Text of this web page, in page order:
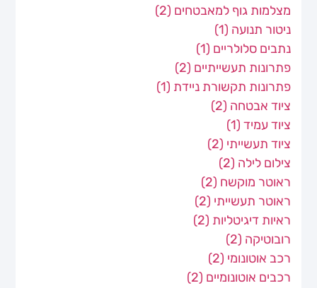
מצלמות גוף למאבטחים (2)
ניטור תנועה (1)
נתבים סלולריים (1)
פתרונות תעשייתיים (2)
פתרונות תקשורת ניידת (1)
ציוד אבטחה (2)
ציוד עמיד (1)
ציוד תעשייתי (2)
צילום לילה (2)
ראוטר מוקשח (2)
ראוטר תעשייתי (2)
ראיות דיגיטליות (2)
רובוטיקה (2)
רכב אוטונומי (2)
רכבים אוטונומיים (2)